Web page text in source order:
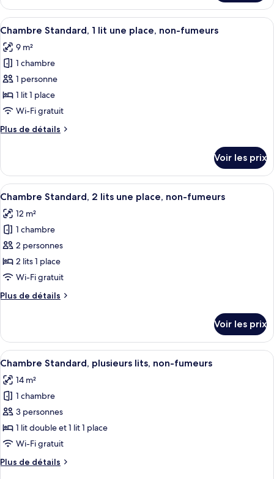
le
type
de
Standard
Triple
Room
Afficher
toutes
les
photos
pour
ce
type
chambre :
lit
une
place,
non-
fumeurs
Une chambre d’hôtel avec une tête
7
Chambre Standard, 1 lit une place, non-fumeurs
9 m²
1 chambre
1 personne
1 lit 1 place
Wi-Fi gratuit
Plus de détails
Plus
le
type
de
Chambre
Standard,
lit
une
place,
non-
fumeurs
Voir les prix
Afficher
toutes
les
photos
pour
ce
type
chambre :
2
lits
une
place,
non-
fumeurs
Chambre Standard, 2 lits une
9
Chambre Standard, 2 lits une place, non-fumeurs
12 m²
1 chambre
2 personnes
2 lits 1 place
Wi-Fi gratuit
Plus de détails
Plus
le
type
de
Chambre
Standard,
lits
une
place,
non-
fumeurs
Voir les prix
Afficher
toutes
les
photos
pour
ce
type
chambre :
Une chambre d’hôtel avec un
6
Chambre Standard, plusieurs lits, non-fumeurs
14 m²
1 chambre
3 personnes
1 lit double et 1 lit 1 place
Wi-Fi gratuit
Plus de détails
Plus